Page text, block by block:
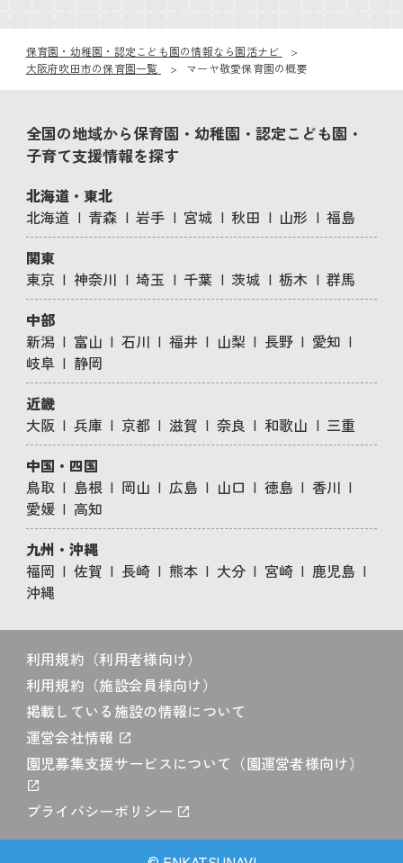
保育園・幼稚園・認定こども園の情報なら園活ナビ
大阪府吹田市の保育園一覧
マーヤ敬愛保育園の概要
全国の地域から保育園・幼稚園・認定こども園・
子育て支援情報を探す
北海道・東北
北海道
青森 岩手 宮城 秋田 山形
福島
関東
東京
神奈川 埼玉 千葉 茨城 栃木
群馬
中部
新潟
富山 石川 福井 山梨 長野
愛知
岐阜
静岡
近畿
大阪
兵庫 京都 滋賀 奈良 和歌山
三重
中国・四国
鳥取
島根 岡山 広島 山口 徳島
香川
愛媛
高知
九州・沖縄
福岡
佐賀 長崎 熊本 大分 宮崎
鹿児島
沖縄
利用規約（利用者様向け）
利用規約（施設会員様向け）
掲載している施設の情報について
運営会社情報
園児募集支援サービスについて（園運営者様向け）
プライバシーポリシー